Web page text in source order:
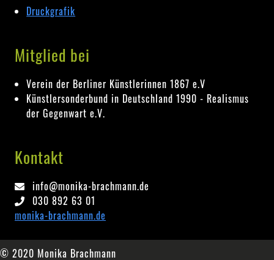
Druckgrafik
Mitglied bei
Verein der Berliner Künstlerinnen 1867 e.V
Künstlersonderbund in Deutschland 1990 - Realismus
der Gegenwart e.V.
Kontakt
info@monika-brachmann.de
030 892 63 01
monika-brachmann.de
© 2020 Monika Brachmann